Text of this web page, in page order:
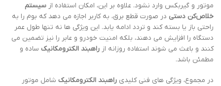
موتور و گیربکس وارد نشود. علاوه بر این، امکان استفاده از سیستم
خلاص‌کن دستی در صورت قطع برق، به کاربر اجازه می دهد که بوم را به
راحتی باز یا بسته کند و تردد ادامه یابد. این ویژگی ها نه تنها طول عمر
دستگاه را افزایش می دهند، بلکه امنیت خودرو و عابر را نیز تضمین می
کنند و باعث می شوند استفاده روزانه از راهبند الکترومکانیک ساده و
مطمئن باشد.
در مجموع، ویژگی های فنی کلیدی راهبند الکترومکانیک شامل موتور